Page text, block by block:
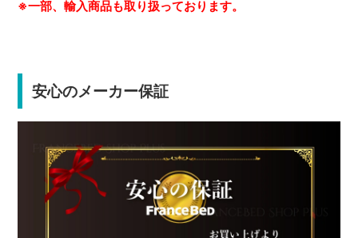
※一部、輸入商品も取り扱っております。
安心のメーカー保証